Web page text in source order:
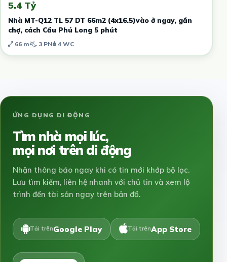
5.4 Tỷ
Nhà MT-Q12 TL 57 DT 66m2 (4x16.5)vào ở ngay, gần
chợ, cách Cầu Phú Long 5 phút
66 m² 3 PN 4 WC
ỨNG DỤNG DI ĐỘNG
Tìm nhà mọi lúc,
mọi nơi trên di động
Nhận thông báo ngay khi có tin mới khớp bộ lọc.
Lưu tìm kiếm, liên hệ nhanh với chủ tin và xem lộ
trình đến tài sản ngay trên bản đồ.
Tải trênGoogle Play Tải trênApp Store